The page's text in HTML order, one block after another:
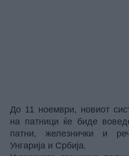
До 11 ноември, новиот
на патници ќе биде
патни, железнички и
Унгарија и Србија.